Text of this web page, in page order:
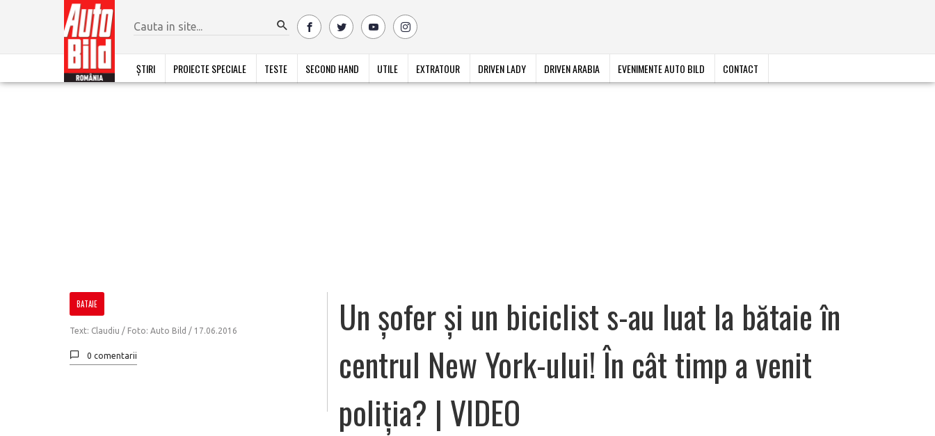
ȘTIRI PROIECTE SPECIALE TESTE SECOND HAND UTILE EXTRATOUR DRIVEN LADY DRIVEN ARABIA EVENIMENTE AUTO BILD CONTACT
BATAIE
Text: Claudiu / Foto: Auto Bild / 17.06.2016
0 comentarii
Un șofer și un biciclist s-au luat la bătaie în
centrul New York-ului! În cât timp a venit
poliția? | VIDEO